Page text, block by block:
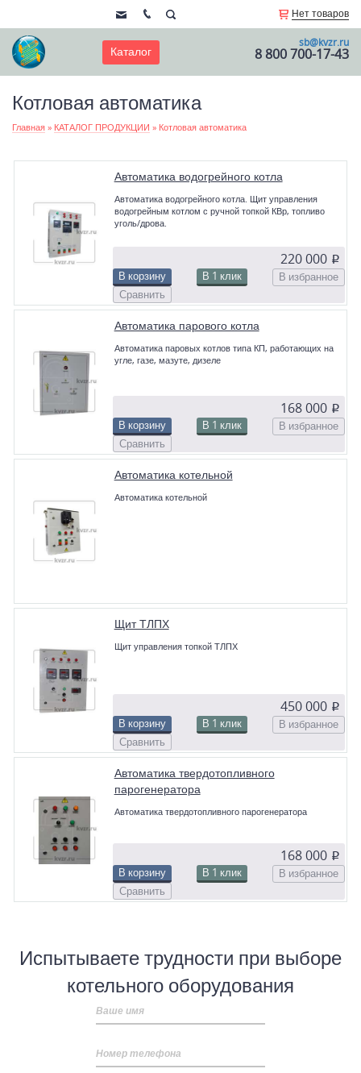
Нет товаров
Каталог
sb@kvzr.ru
8 800 700-17-43
Котловая автоматика
Главная » КАТАЛОГ ПРОДУКЦИИ » Котловая автоматика
Автоматика водогрейного котла
Автоматика водогрейного котла. Щит управления
водогрейным котлом с ручной топкой КВр, топливо
уголь/дрова.
220 000 p
В корзину В 1 клик
В избранное
Сравнить
Автоматика парового котла
Автоматика паровых котлов типа КП, работающих на
угле, газе, мазуте, дизеле
168 000 p
В корзину В 1 клик
В избранное
Сравнить
Автоматика котельной
Автоматика котельной
Щит ТЛПХ
Щит управления топкой ТЛПХ
450 000 p
В корзину В 1 клик
В избранное
Сравнить
Автоматика твердотопливного
парогенератора
Автоматика твердотопливного парогенератора
168 000 p
В корзину В 1 клик
В избранное
Сравнить
Испытываете трудности при выборе
котельного оборудования
Ваше имя
Номер телефона